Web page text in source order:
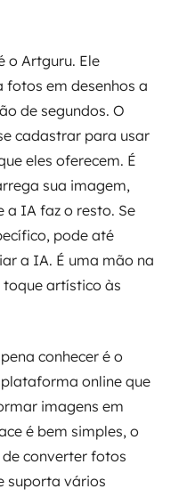
o Artguru. Ele
fotos em desenhos a
de segundos. O
cadastrar para usar
eles oferecem. É
sua imagem,
a IA faz o resto. Se
pode até
a IA. É uma mão na
artístico às
conhecer é o
online que
imagens em
é bem simples, o
converter fotos
suporta vários